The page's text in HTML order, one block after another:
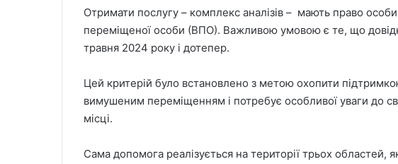
Отримати послугу – комплекс аналізів – мають право
переміщеної особи (ВПО). Важливою умовою є те, що
травня 2024 року і дотепер.
Цей критерій було встановлено з метою охопити
вимушеним переміщенням і потребує особливої уваги до
місці.
Сама допомога реалізується на території трьох областей,